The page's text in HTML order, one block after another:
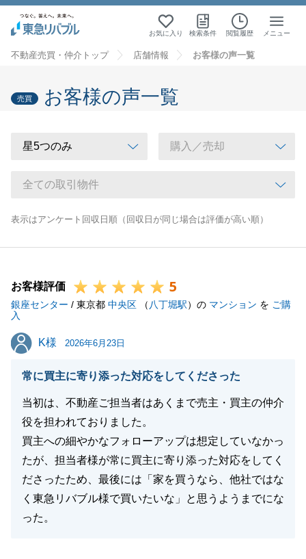
お気に入り 検索条件 閲覧履歴 メニュー
不動産売買・仲介トップ 店舗情報 お客様の声一覧
売買 お客様の声一覧
表示はアンケート回収日順（回収日が同じ場合は評価が高い順）
お客様評価 5
銀座センター / 東京都 中央区 （ 八丁堀駅）の マンション を ご購
入
K様
K様 2026年6月23日
常に買主に寄り添った対応をしてくださった
当初は、不動産ご担当者はあくまで売主・買主の仲介
役を担われておりました。
買主への細やかなフォローアップは想定していなかっ
たが、担当者様が常に買主に寄り添った対応をしてく
ださったため、最後には「家を買うなら、他社ではな
く東急リバブル様で買いたいな」と思うようまでにな
った。